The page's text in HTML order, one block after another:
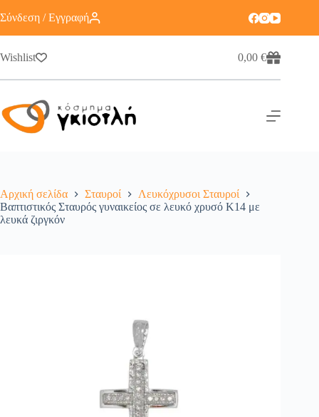
Σύνδεση / Εγγραφή
Wishlist 0,00€
Αρχική σελίδα Σταυροί
Λευκόχρυσοι Σταυροί
Βαπτιστικός Σταυρός γυναικείος σε λευκό χρυσό Κ14 με
λευκά ζιργκόν